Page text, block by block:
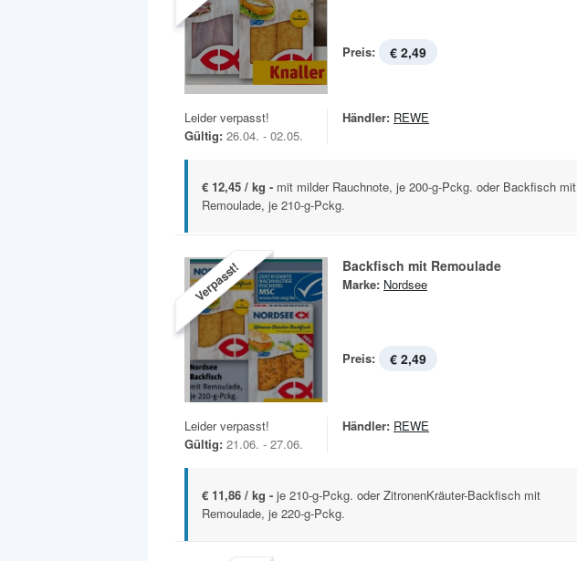
Preis: € 2,49
Leider verpasst!
Gültig: 26.04. - 02.05.
Händler: REWE
€ 12,45 / kg - mit milder Rauchnote, je 200-g-Pckg. oder Backfisch mit
Remoulade, je 210-g-Pckg.
Verpasst! Backfisch mit Remoulade
Marke: Nordsee
Preis: € 2,49
Leider verpasst!
Gültig: 21.06. - 27.06.
Händler: REWE
€ 11,86 / kg - je 210-g-Pckg. oder ZitronenKräuter-Backfisch mit
Remoulade, je 220-g-Pckg.